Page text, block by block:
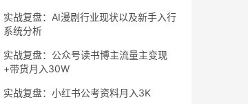
实战复盘：AI漫剧行业现状以及新手入行
系统分析
实战复盘：公众号读书博主流量主变现
+带货月入30W
实战复盘：小红书公考资料月入3K